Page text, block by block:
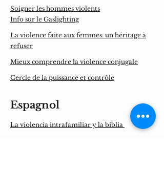
Soigner les hommes violents
Info sur le Gaslighting
La violence faite aux femmes: un héritage à
refuser
Mieux comprendre la violence conjugale
Cercle de la puissance et contrôle
Espagnol
La violencia intrafamiliar y la biblia